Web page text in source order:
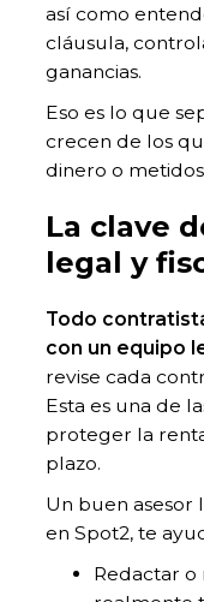
así como
cláusula,
ganancias.
Eso es lo que
crecen de los
dinero o
La clave
legal y
Todo
con un equipo
revise cada
Esta es una de
proteger la
plazo.
Un buen asesor
en Spot2, te
Redactar o